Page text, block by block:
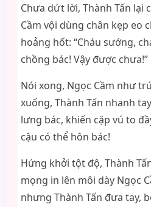
Chưa dứt lời, Thành Tấn lại
Cầm vội dùng chân kẹp eo
hoảng hốt: “Cháu sướng,
chồng bác! Vậy được chưa!”
Nói xong, Ngọc Cầm như
xuống, Thành Tấn nhanh
lưng bác, khiến cặp vú to
cậu có thể hôn bác!
Hứng khởi tột độ, Thành
mọng in lên môi dày Ngọc
nhưng Thành Tấn đưa tay,